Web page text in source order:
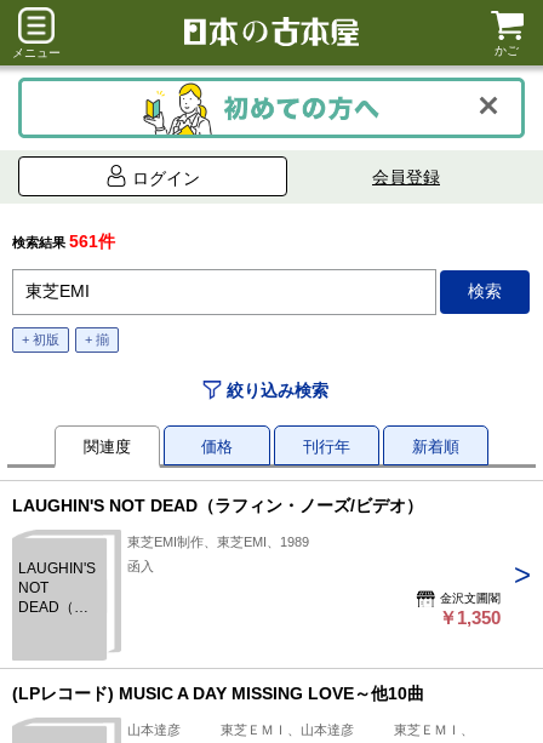
メニュー かご
ログイン 会員登録
検索結果 561件
+ 初版 + 揃
絞り込み検索
関連度 価格 刊行年 新着順
LAUGHIN'S NOT DEAD（ラフィン・ノーズ/ビデオ）
LAUGHIN'S
NOT
DEAD（ラ
オ）
東芝EMI制作、東芝EMI、1989
函入
金沢文圃閣
￥1,350
(LPレコード) MUSIC A DAY MISSING LOVE～他10曲
山本達彦 東芝ＥＭＩ、山本達彦 東芝ＥＭＩ、